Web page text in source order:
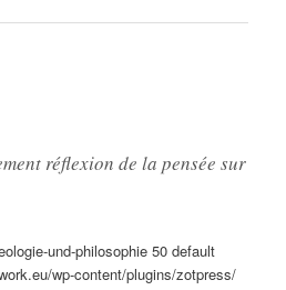
réflexion de la pensée sur
und-philosophie 50 default
wp-content/plugins/zotpress/